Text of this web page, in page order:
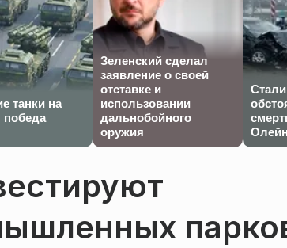
танки на
победа
Зеленский сделал
заявление о своей
отставке и
использовании
дальнобойного
оружия
Стали